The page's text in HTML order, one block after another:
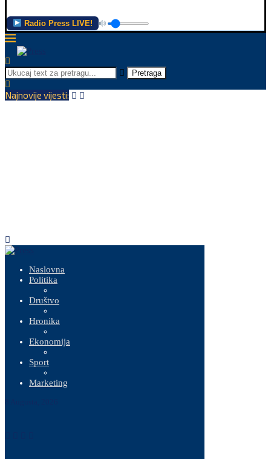
Radio Press LIVE!
Pretraga
Najnovije vijesti:
Naslovna
Politika
Društvo
Hronika
Ekonomija
Sport
Marketing